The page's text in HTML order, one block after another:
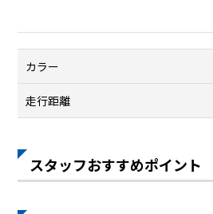
カラー
走行距離
スタッフおすすめポイント